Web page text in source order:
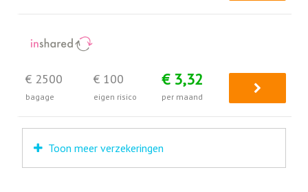
€ 2500
bagage
€ 100
eigen risico
€ 3,32
per maand
Toon meer verzekeringen